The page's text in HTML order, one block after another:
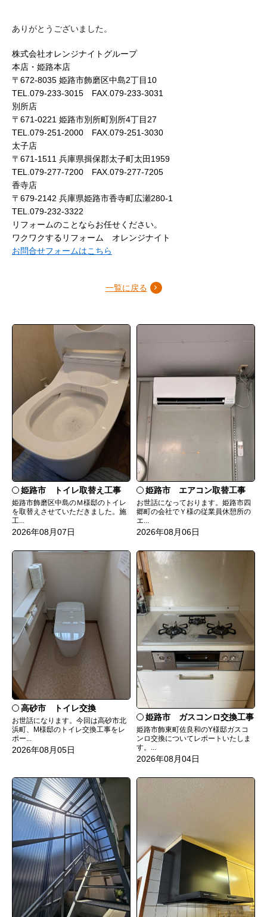
ありがとうございました。
株式会社オレンジナイトグループ
本店・姫路本店
〒672-8035 姫路市飾磨区中島2丁目10
TEL.079-233-3015 FAX.079-233-3031
別所店
〒671-0221 姫路市別所町別所4丁目27
TEL.079-251-2000 FAX.079-251-3030
太子店
〒671-1511 兵庫県揖保郡太子町太田1959
TEL.079-277-7200 FAX.079-277-7205
香寺店
〒679-2142 兵庫県姫路市香寺町広瀬280-1
TEL.079-232-3322
リフォームのことならお任せください。
ワクワクするリフォーム オレンジナイト
お問合せフォームはこちら
一覧に戻る
姫路市 トイレ取替え工事
姫路市飾磨区中島のＭ様邸のトイレ
を取替えさせていただきました。施
工...
2026年08月07日
姫路市 エアコン取替工事
お世話になっております。姫路市四
郷町の会社でＹ様の従業員休憩所の
エ...
2026年08月06日
高砂市 トイレ交換
お世話になります。今回は高砂市北
浜町、M様邸のトイレ交換工事をレ
ポー...
2026年08月05日
姫路市 ガスコンロ交換工事
姫路市飾東町佐良和のY様邸ガスコ
ンロ交換についてレポートいたしま
す。...
2026年08月04日